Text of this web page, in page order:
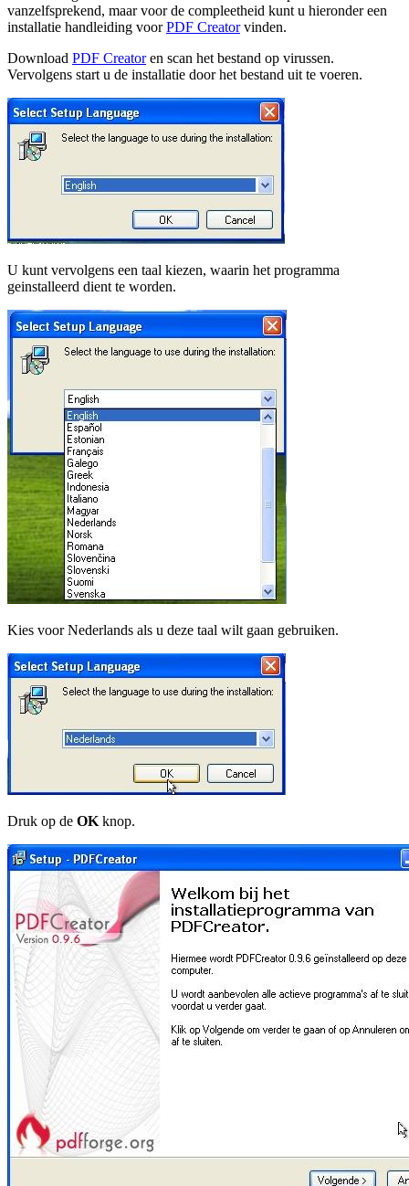
vanzelfsprekend, maar voor de compleetheid kunt u hieronder een
installatie handleiding voorPDF Creatorvinden.
Download PDF Creatoren scan het bestand op virussen.
Vervolgens start u de installatie door het bestand uit te voeren.
U kunt vervolgens een taal kiezen, waarin het programma
geinstalleerd dient te worden.
Kies voor Nederlands als u deze taal wilt gaan gebruiken.
Druk op de OK knop.